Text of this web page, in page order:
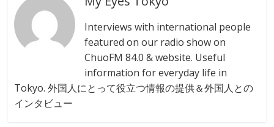
Interviews with international people
featured on our radio show on
ChuoFM 84.0 & website. Useful
information for everyday life in
Tokyo. 外国人にとって役立つ情報の提供＆外国人との
インタビュー